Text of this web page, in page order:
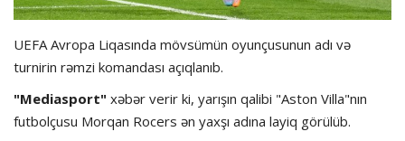
UEFA Avropa Liqasında mövsümün oyunçusunun adı və
turnirin rəmzi komandası açıqlanıb.
"Mediasport" xəbər verir ki, yarışın qalibi "Aston Villa"nın
futbolçusu Morqan Rocers ən yaxşı adına layiq görülüb.